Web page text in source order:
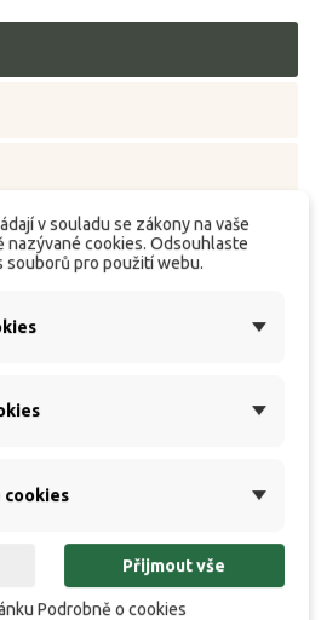
v souladu se zákony na vaše
nazývané cookies. Odsouhlaste
souborů pro použití webu.
cookies
Přijmout vše
Podrobně o cookies